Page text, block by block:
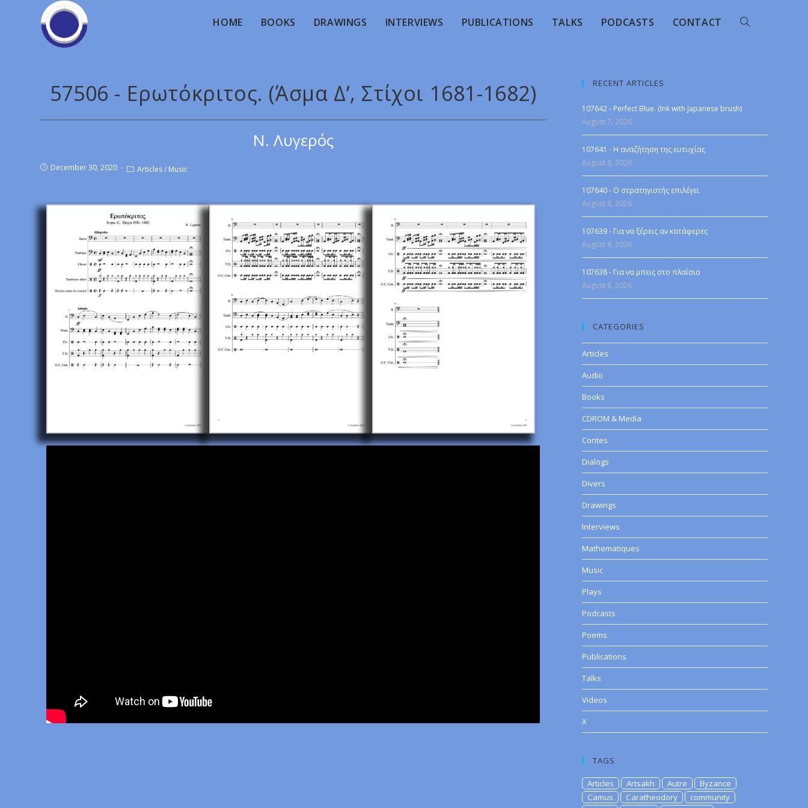
HOME BOOKS DRAWINGS INTERVIEWS PUBLICATIONS TALKS PODCASTS CONTACT
57506 - Ερωτόκριτος. (Άσμα Δ’, Στίχοι 1681-1682)
Ν. Λυγερός
December 30, 2020 Articles/ Music
RECENT ARTICLES
107642 - Perfect Blue. (Ink with Japanese brush)
August 7, 2026
107641 - Η αναζήτηση της ευτυχίας
August 6, 2026
107640 - Ο στρατηγιστής επιλέγει
August 6, 2026
107639 - Για να ξέρεις αν κατάφερες
August 6, 2026
107638 - Για να μπεις στο πλαίσιο
August 6, 2026
CATEGORIES
Articles
Audio
Books
CDROM & Media
Contes
Dialogs
Divers
Drawings
Interviews
Mathematiques
Music
Plays
Podcasts
Poems
Publications
Talks
Videos
X
TAGS
Articles Artsakh Autre
Byzance
Camus
Caratheodory
community